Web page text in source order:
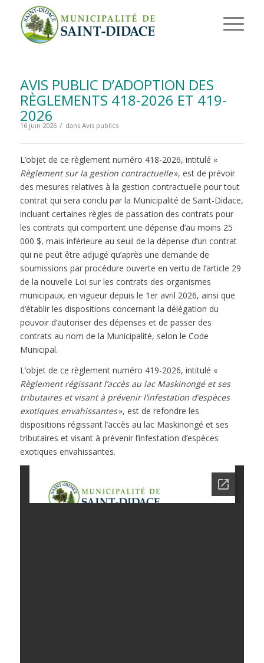
AVIS PUBLIC D’ADOPTION DES
RÈGLEMENTS 418-2026 ET 419-
2026
16 juin 2026 / dans Avis publics
L’objet de ce règlement numéro 418-2026, intitulé «
Règlement sur la gestion contractuelle», est de prévoir
des mesures relatives à la gestion contractuelle pour tout
contrat qui sera conclu par la Municipalité de Saint-Didace,
incluant certaines règles de passation des contrats pour
les contrats qui comportent une dépense d’au moins 25
000 $, mais inférieure au seuil de la dépense d’un contrat
qui ne peut être adjugé qu’après une demande de
soumissions par procédure ouverte en vertu de l’article 29
de la nouvelle Loi sur les contrats des organismes
municipaux, en vigueur depuis le 1er avril 2026, ainsi que
d’établir les dispositions concernant la délégation du
pouvoir d’autoriser des dépenses et de passer des
contrats au nom de la Municipalité, selon le Code
Municipal.
L’objet de ce règlement numéro 419-2026, intitulé «
Règlement régissant l’accès au lac Maskinongé et ses
tributaires et visant à prévenir l’infestation d’espèces
exotiques envahissantes», est de refondre les
dispositions régissant l’accès au lac Maskinongé et ses
tributaires et visant à prévenir l’infestation d’espèces
exotiques envahissantes.